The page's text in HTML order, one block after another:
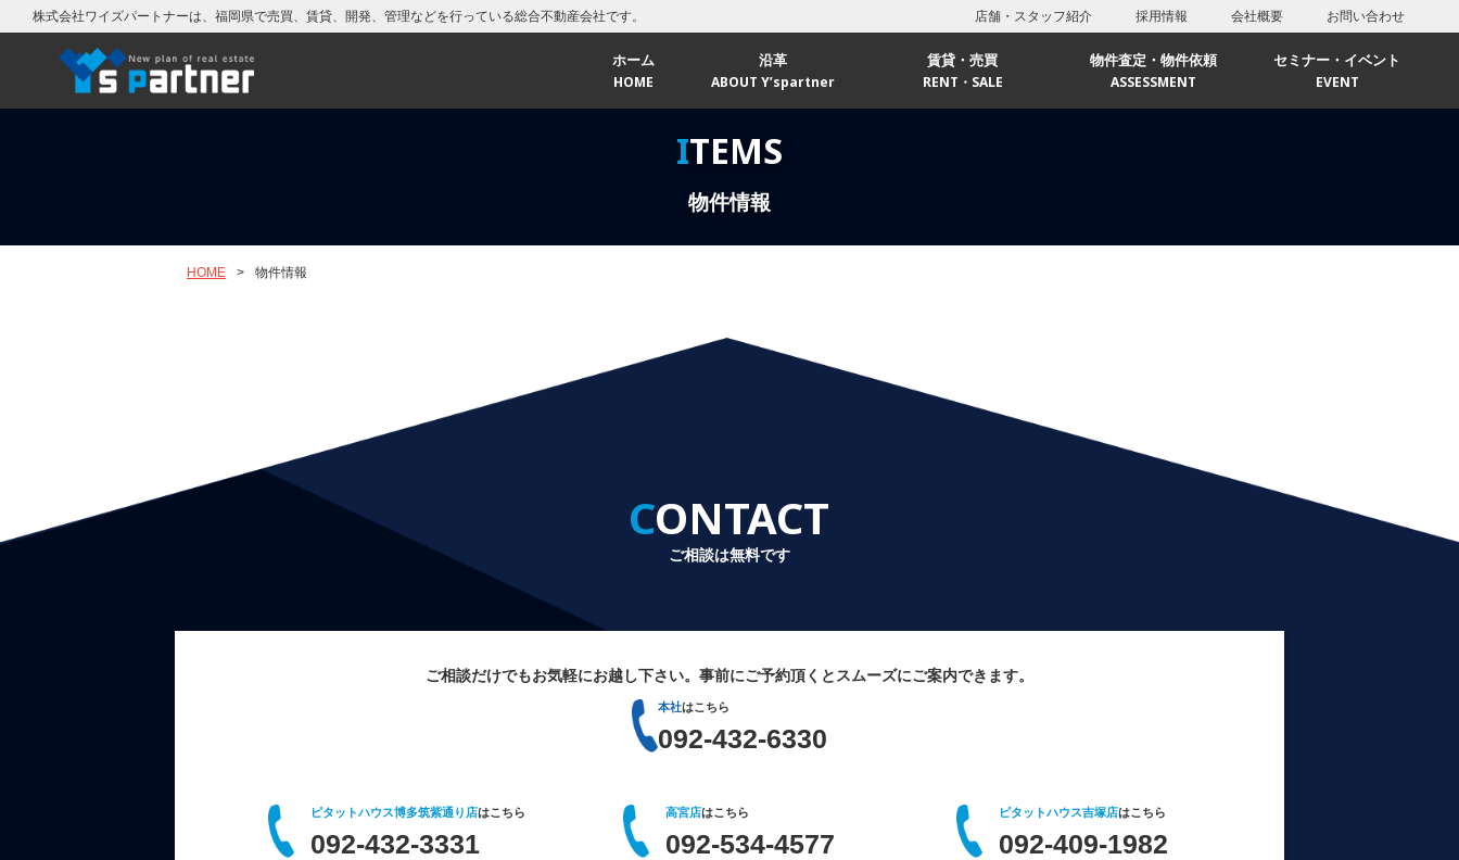
株式会社ワイズパートナーは、福岡県で売買、賃貸、開発、管理などを行っている総合不動産会社です。 店舗・スタッフ紹介 採用情報 会社概要 お問い合わせ
ホーム
HOME
沿革
ABOUT Y’spartner
賃貸・売買
RENT・SALE
物件査定・物件依頼
ASSESSMENT
セミナー・イベント
EVENT
ITEMS
物件情報
HOME > 物件情報
CONTACT
ご相談は無料です
ご相談だけでもお気軽にお越し下さい。 事前にご予約頂くとスムーズにご案内できます。
本社はこちら
092-432-6330
ピタットハウス博多筑紫通り店はこちら
092-432-3331
高宮店はこちら
092-534-4577
ピタットハウス吉塚店はこちら
092-409-1982